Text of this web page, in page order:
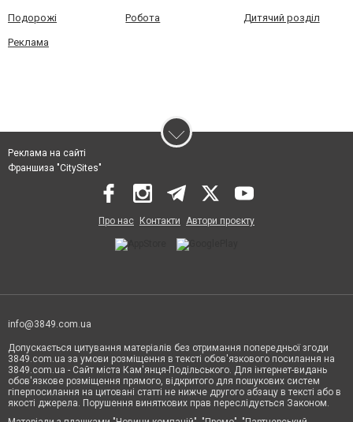
Подорожі Робота Дитячий розділ
Реклама
Реклама на сайті
Франшиза "CitySites"
Про нас Контакти Автори проєкту
info@3849.com.ua
Допускається цитування матеріалів без отримання попередньої згоди
3849.com.ua за умови розміщення в тексті обов'язкового посилання на
3849.com.ua - Сайт міста Кам'янця-Подільського. Для інтернет-видань
обов'язкове розміщення прямого, відкритого для пошукових систем
гіперпосилання на цитовані статті не нижче другого абзацу в тексті або в
якості джерела. Порушення виняткових прав переслідується Законом.